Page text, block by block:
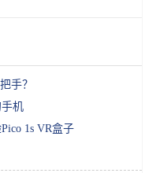
手？
机
1s VR盒子